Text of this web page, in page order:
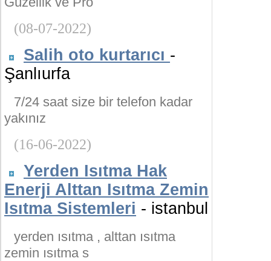
(08-07-2022)
Salih oto kurtarıcı -
Şanlıurfa
7/24 saat size bir telefon kadar
yakınız
(16-06-2022)
Yerden Isıtma Hak
Enerji Alttan Isıtma Zemin
Isıtma Sistemleri - istanbul
yerden ısıtma , alttan ısıtma
zemin ısıtma s